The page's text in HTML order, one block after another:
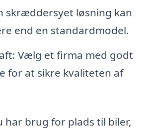
skræddersyet løsning kan
end en standardmodel.
Vælg et firma med godt
for at sikre kvaliteten af
har brug for plads til biler,